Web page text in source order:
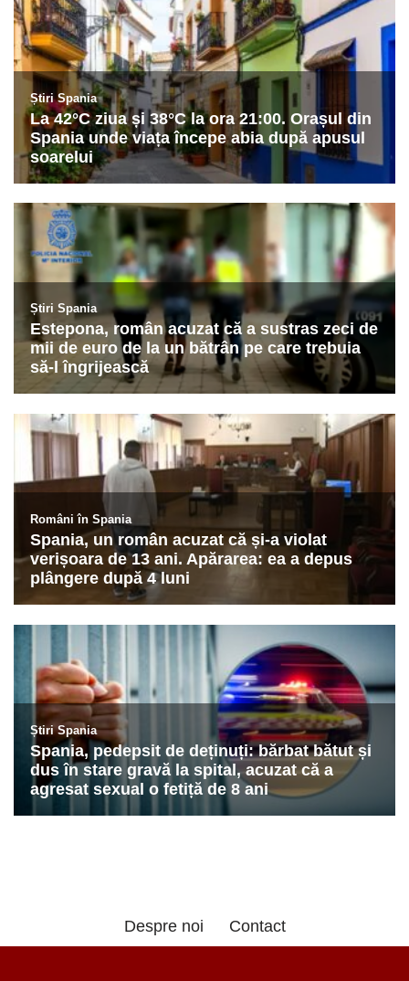
Despre noi Contact